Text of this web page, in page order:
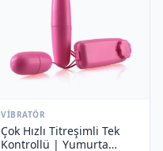
VIBRATÖR
Çok Hızlı Titreşimli Tek
Kontrollü | Yumurta